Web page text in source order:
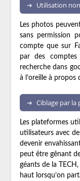
Utilisation
Les photos
sans permission
compte que sur
par des
recherche dans
à l’oreille à propos
Ciblage par la
Les plateformes
utilisateurs avec
devenir
peut être gênant
géants de la
haut lorsqu’on